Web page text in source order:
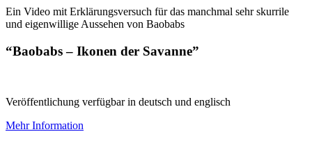
Ein Video mit Erklärungsversuch für das manchmal sehr skurrile
und eigenwillige Aussehen von Baobabs
“Baobabs – Ikonen der Savanne”
Veröffentlichung verfügbar in deutsch und englisch
Mehr Information